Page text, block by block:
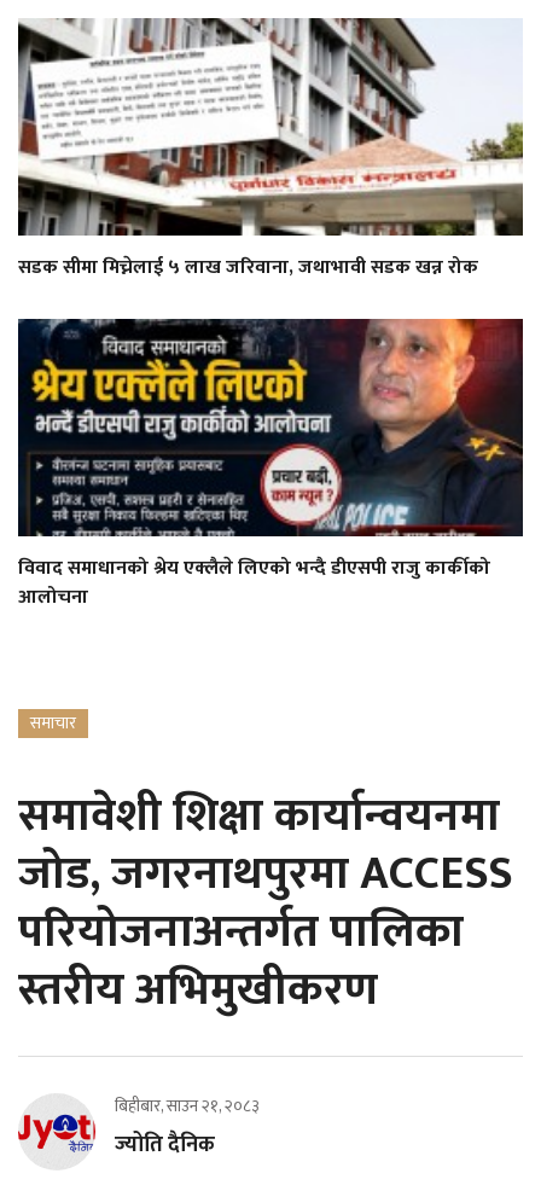
सडक सीमा मिच्नेलाई ५ लाख जरिवाना, जथाभावी सडक खन्न रोक
विवाद समाधानको श्रेय एक्लैले लिएको भन्दै डीएसपी राजु कार्कीको
आलोचना
समाचार
समावेशी शिक्षा कार्यान्वयनमा
जोड, जगरनाथपुरमा ACCESS
परियोजनाअन्तर्गत पालिका
स्तरीय अभिमुखीकरण
बिहीबार, साउन २१, २०८३
ज्योति दैनिक